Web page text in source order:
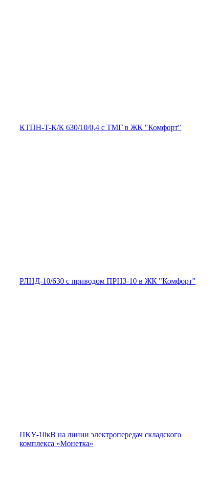
КТПН-Т-К/К 630/10/0,4 с ТМГ в ЖК "Комфорт"
РЛНД-10/630 с приводом ПРНЗ-10 в ЖК "Комфорт"
ПКУ-10кВ на линии электропередач складского
комплекса «Монетка»